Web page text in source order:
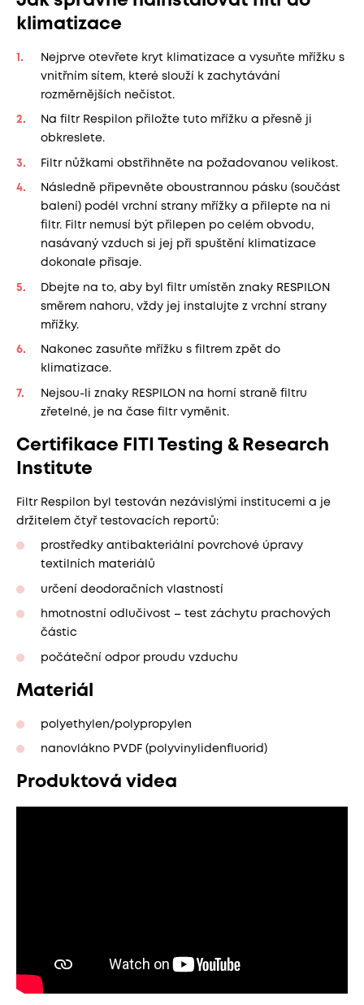
klimatizace
Nejprve otevřete kryt klimatizace a vysuňte mřížku s
vnitřním sítem, které slouží k zachytávání
rozměrnějších nečistot.
Na filtr Respilon přiložte tuto mřížku a přesně ji
obkreslete.
Filtr nůžkami obstřihněte na požadovanou velikost.
Následně připevněte oboustrannou pásku (součást
balení) podél vrchní strany mřížky a přilepte na ni
filtr. Filtr nemusí být přilepen po celém obvodu,
nasávaný vzduch si jej při spuštění klimatizace
dokonale přisaje.
Dbejte na to, aby byl filtr umístěn znaky RESPILON
směrem nahoru, vždy jej instalujte z vrchní strany
mřížky.
Nakonec zasuňte mřížku s filtrem zpět do
klimatizace.
Nejsou-li znaky RESPILON na horní straně filtru
zřetelné, je na čase filtr vyměnit.
Certifikace FITI Testing & Research
Institute
Filtr Respilon byl testován nezávislými institucemi a je
držitelem čtyř testovacích reportů:
prostředky antibakteriální povrchové úpravy
textilních materiálů
určení deodoračních vlastností
hmotnostní odlučivost – test záchytu prachových
částic
počáteční odpor proudu vzduchu
Materiál
polyethylen/polypropylen
nanovlákno PVDF (polyvinylidenfluorid)
Produktová videa